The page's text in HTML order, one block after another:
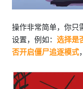
操作非常简单，你只
设置，例如： 选择是
否开启僵尸追逐模式